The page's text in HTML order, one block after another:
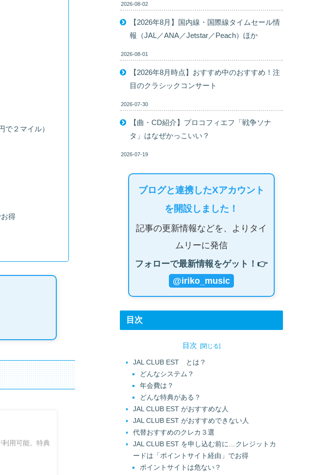
２マイル）
得
用可能。特典
2026-08-02
【2026年8月】国内線・国際線タイムセール情
報（JAL／ANA／Jetstar／Peach）ほか
2026-08-01
【2026年8月時点】おすすめ中のおすすめ！注
目のクラシックコンサート
2026-07-30
【曲・CD紹介】プロコフィエフ「戦争ソナ
タ」はなぜかっこいい？
2026-07-19
ブログと連携したXアカウント
を開設しました！
記事の更新情報などを、よりタイ
ムリーに発信
フォローで最新情報をゲット！👉
@iriko_music
目次
目次
JAL CLUB EST とは？
どんなシステム？
年会費は？
どんな特典がある？
JAL CLUB EST がおすすめな人
JAL CLUB EST がおすすめできない人
代替おすすめのクレカ３選
JAL CLUB EST を申し込む前に…クレジットカ
ードは「ポイントサイト経由」でお得
ポイントサイトは危ない？